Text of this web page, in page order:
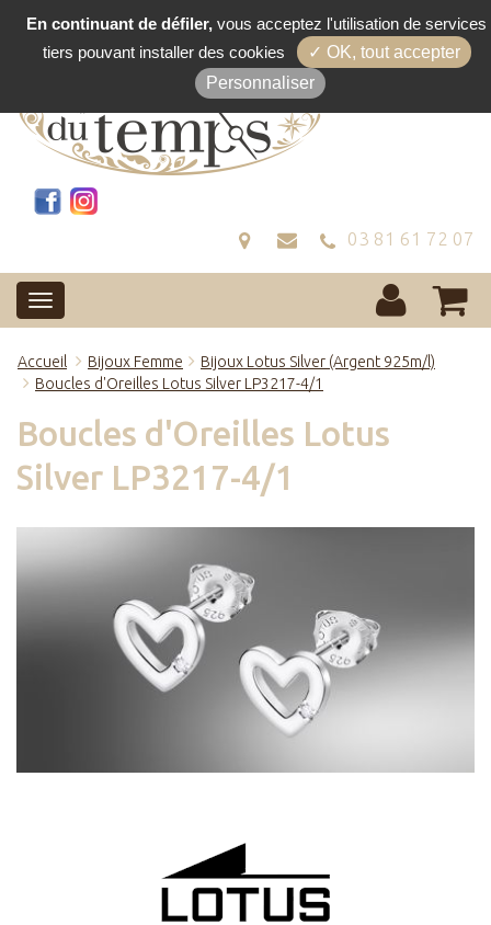
03 81 61 72 07
Accueil Bijoux Femme
Bijoux Lotus Silver (Argent 925m/l)
Boucles d'Oreilles Lotus Silver LP3217-4/1
Boucles d'Oreilles Lotus
Silver LP3217-4/1
En continuant de défiler, vous acceptez l'utilisation de services
tiers pouvant installer des cookies
✓ OK, tout accepter
Personnaliser